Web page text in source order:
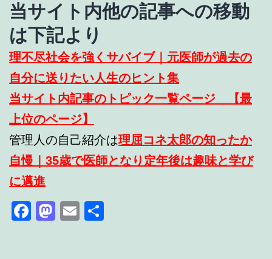
当サイト内他の記事への移動
は下記より
理不尽社会を強くサバイブ｜元医師が過去の
自分に送りたい人生のヒント集
当サイト内記事のトピック一覧ページ 【最
上位のページ】
管理人の自己紹介は理屈コネ太郎の知ったか
自慢｜35歳で医師となり定年後は趣味と学び
に邁進
Facebook
Mastodon
Email